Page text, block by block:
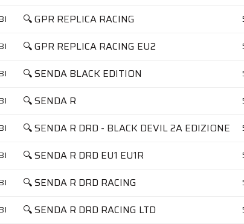
🔍 GPR REPLICA RACING
🔍 GPR REPLICA RACING EU2
🔍 SENDA BLACK EDITION
🔍 SENDA R
🔍 SENDA R DRD - BLACK DEVIL 2A EDIZIONE
🔍 SENDA R DRD EU1 EU1R
🔍 SENDA R DRD RACING
🔍 SENDA R DRD RACING LTD